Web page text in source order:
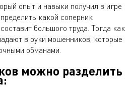
опыт и навыки получил в игре
какой соперник
большого труда. Тогда как
в руки мошенников, которые
обманами.
можно разделить